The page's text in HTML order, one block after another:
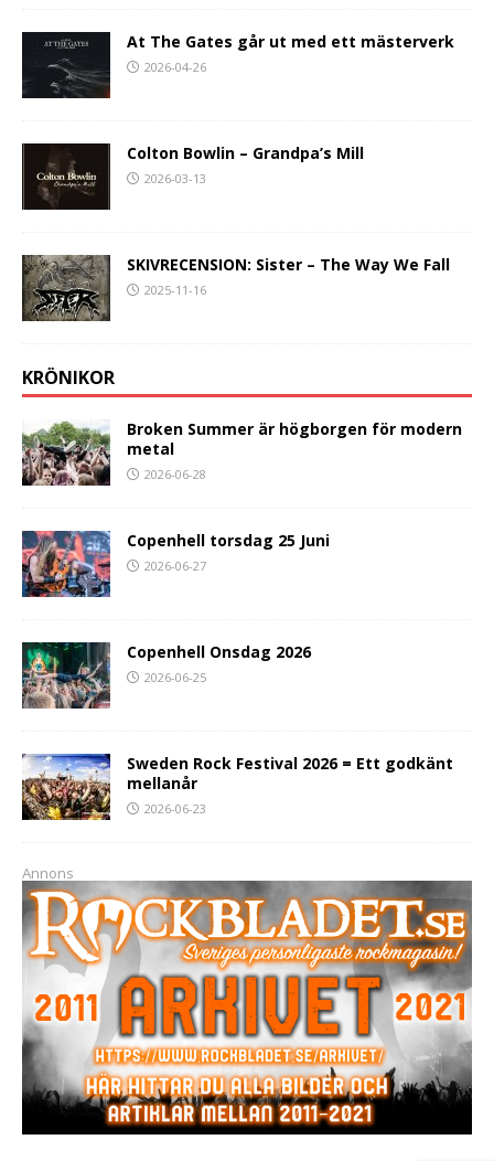
At The Gates går ut med ett mästerverk
2026-04-26
Colton Bowlin – Grandpa’s Mill
2026-03-13
SKIVRECENSION: Sister – The Way We Fall
2025-11-16
KRÖNIKOR
Broken Summer är högborgen för modern
metal
2026-06-28
Copenhell torsdag 25 Juni
2026-06-27
Copenhell Onsdag 2026
2026-06-25
Sweden Rock Festival 2026 = Ett godkänt
mellanår
2026-06-23
Annons